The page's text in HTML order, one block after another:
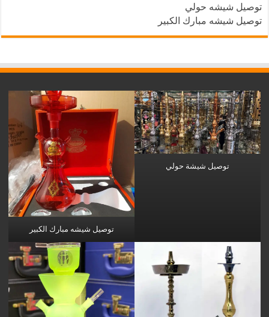
توصيل شيشه حولي
توصيل شيشه مبارك الكبير
توصيل شيشة حولي
توصيل شيشه مبارك الكبير